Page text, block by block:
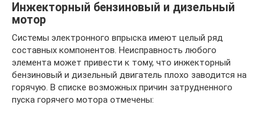
Инжекторный бензиновый и дизельный
мотор
Системы электронного впрыска имеют целый ряд
составных компонентов. Неисправность любого
элемента может привести к тому, что инжекторный
бензиновый и дизельный двигатель плохо заводится на
горячую. В списке возможных причин затрудненного
пуска горячего мотора отмечены: